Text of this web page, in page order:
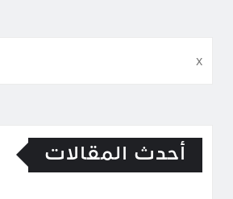
x
أحدث المقالات